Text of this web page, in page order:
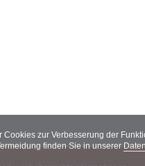
zur Verbesserung der
finden Sie in unserer